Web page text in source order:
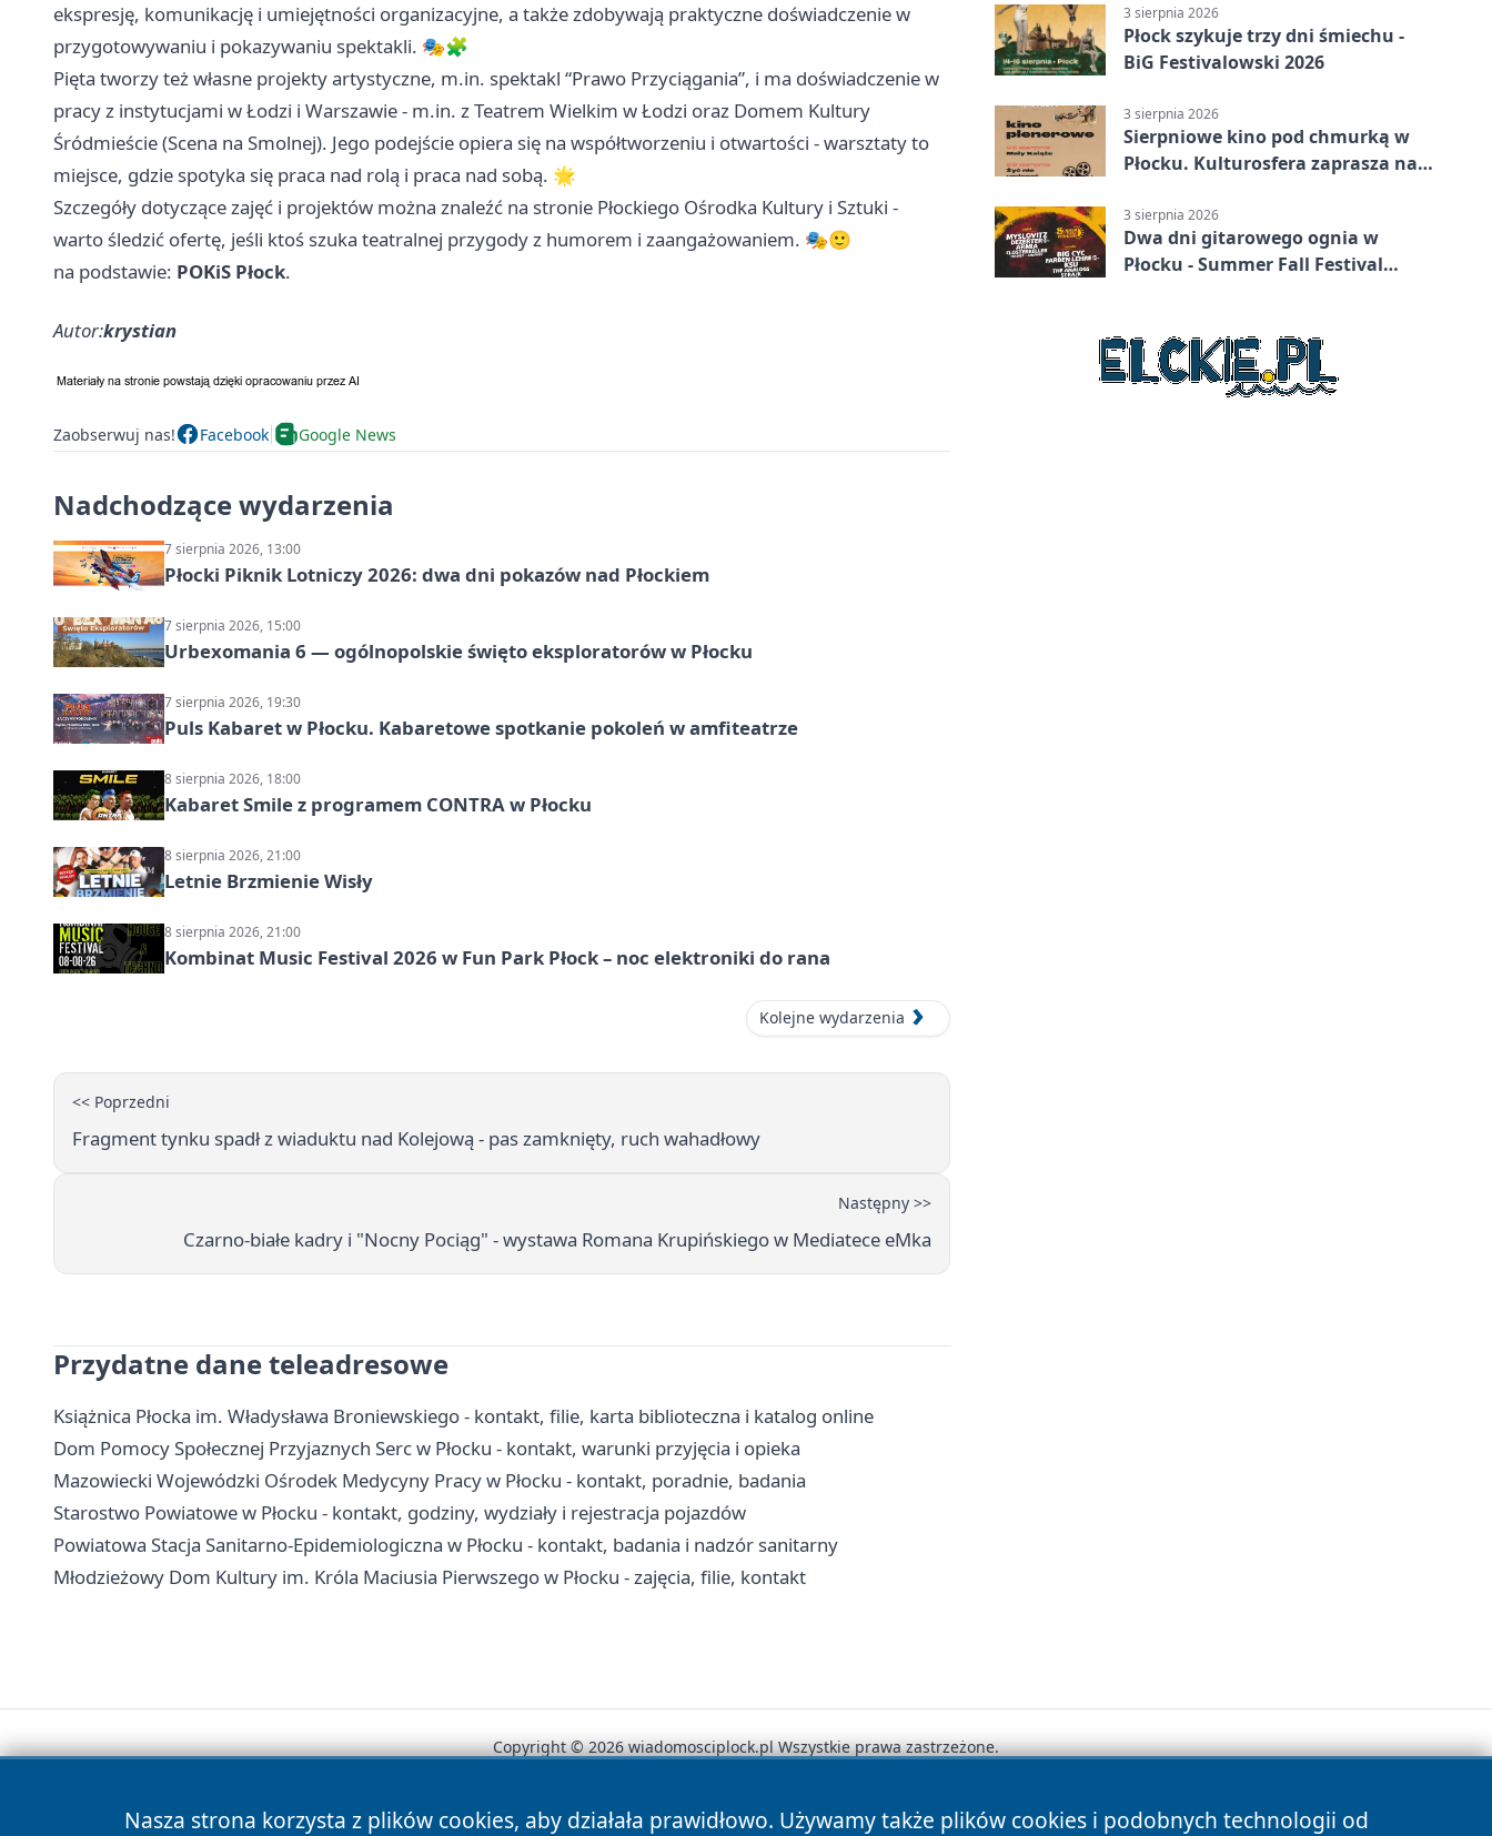
ekspresję, komunikację i umiejętności organizacyjne, a także zdobywają praktyczne doświadczenie w
przygotowywaniu i pokazywaniu spektakli. 🎭🧩
Pięta tworzy też własne projekty artystyczne, m.in. spektakl “Prawo Przyciągania”, i ma doświadczenie w
pracy z instytucjami wŁodzi i Warszawie- m.in. z Teatrem Wielkim w Łodzi oraz Domem Kultury
Śródmieście (Scena na Smolnej). Jego podejście opiera się na współtworzeniu i otwartości - warsztaty to
miejsce, gdzie spotyka się praca nad rolą i praca nad sobą. 🌟
Szczegóły dotyczące zajęć i projektów można znaleźć na stronie Płockiego Ośrodka Kultury i Sztuki -
warto śledzić ofertę, jeśli ktoś szuka teatralnej przygody z humorem i zaangażowaniem. 🎭🙂
na podstawie: POKiS Płock.
Autor:krystian
Zaobserwuj nas! Facebook Google News
Nadchodzące wydarzenia
7 sierpnia 2026, 13:00
Płocki Piknik Lotniczy 2026: dwa dni pokazów nad Płockiem
7 sierpnia 2026, 15:00
Urbexomania 6 — ogólnopolskie święto eksploratorów w Płocku
7 sierpnia 2026, 19:30
Puls Kabaret w Płocku. Kabaretowe spotkanie pokoleń w amfiteatrze
8 sierpnia 2026, 18:00
Kabaret Smile z programem CONTRA w Płocku
8 sierpnia 2026, 21:00
Letnie Brzmienie Wisły
8 sierpnia 2026, 21:00
Kombinat Music Festival 2026 w Fun Park Płock – noc elektroniki do rana
Kolejne wydarzenia
<< Poprzedni
Fragment tynku spadł z wiaduktu nad Kolejową - pas zamknięty, ruch wahadłowy
Następny >>
Czarno-białe kadry i "Nocny Pociąg" - wystawa Romana Krupińskiego w Mediatece eMka
Przydatne dane teleadresowe
Książnica Płocka im. Władysława Broniewskiego - kontakt, filie, karta biblioteczna i katalog online
Dom Pomocy Społecznej Przyjaznych Serc w Płocku - kontakt, warunki przyjęcia i opieka
Mazowiecki Wojewódzki Ośrodek Medycyny Pracy w Płocku - kontakt, poradnie, badania
Starostwo Powiatowe w Płocku - kontakt, godziny, wydziały i rejestracja pojazdów
Powiatowa Stacja Sanitarno-Epidemiologiczna w Płocku - kontakt, badania i nadzór sanitarny
Młodzieżowy Dom Kultury im. Króla Maciusia Pierwszego w Płocku - zajęcia, filie, kontakt
3 sierpnia 2026
Płock szykuje trzy dni śmiechu -
BiG Festivalowski 2026
3 sierpnia 2026
Sierpniowe kino pod chmurką w
Płocku. Kulturosfera zaprasza na
3 sierpnia 2026
Dwa dni gitarowego ognia w
Płocku - Summer Fall Festival
Nasza strona korzysta z plików cookies, aby działała prawidłowo. Używamy także plików cookies i podobnych technologii od
Copyright © 2026 wiadomosciplock.pl Wszystkie prawa zastrzeżone.
News Autorzy Polityka Prywatności Polityka Cookies